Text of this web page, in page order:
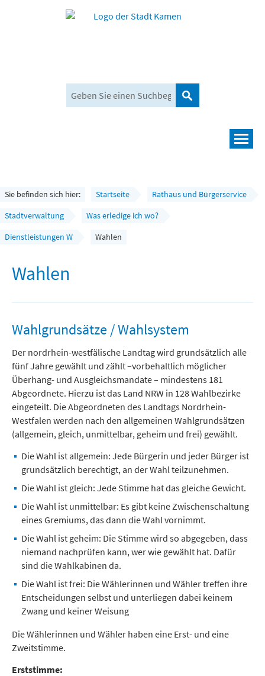
Suchen
Rathaus und Bürgerservice
Wirtschaft und Planen
Umwelt, Klima und Mobilität
Freizeit und Tourismus
Sie befinden sich hier: Startseite
Rathaus und Bürgerservice
Stadtverwaltung
Was erledige ich wo?
Dienstleistungen W
Wahlen
Wahlen
Wahlgrundsätze / Wahlsystem
Der nordrhein-westfälische Landtag wird grundsätzlich alle
fünf Jahre gewählt und zählt –vorbehaltlich möglicher
Überhang- und Ausgleichsmandate – mindestens 181
Abgeordnete. Hierzu ist das Land NRW in 128 Wahlbezirke
eingeteilt. Die Abgeordneten des Landtags Nordrhein-
Westfalen werden nach den allgemeinen Wahlgrundsätzen
(allgemein, gleich, unmittelbar, geheim und frei) gewählt.
Die Wahl ist allgemein: Jede Bürgerin und jeder Bürger ist
grundsätzlich berechtigt, an der Wahl teilzunehmen.
Die Wahl ist gleich: Jede Stimme hat das gleiche Gewicht.
Die Wahl ist unmittelbar: Es gibt keine Zwischenschaltung
eines Gremiums, das dann die Wahl vornimmt.
Die Wahl ist geheim: Die Stimme wird so abgegeben, dass
niemand nachprüfen kann, wer wie gewählt hat. Dafür
sind die Wahlkabinen da.
Die Wahl ist frei: Die Wählerinnen und Wähler treffen ihre
Entscheidungen selbst und unterliegen dabei keinem
Zwang und keiner Weisung
Die Wählerinnen und Wähler haben eine Erst- und eine
Zweitstimme.
Erststimme: